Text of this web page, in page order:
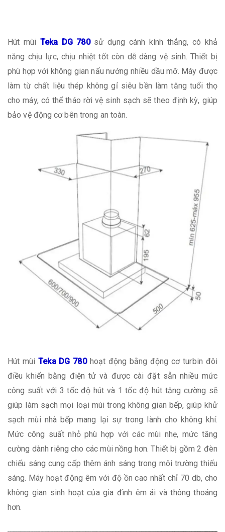
Hút mùi Teka DG 780sử dụng cánh kính thẳng, có khả
năng chịu lực, chịu nhiệt tốt còn dễ dàng vệ sinh. Thiết bị
phù hợp với không gian nấu nướng nhiều dầu mỡ. Máy được
làm từ chất liệu thép không gỉ siêu bền làm tăng tuổi thọ
cho máy, có thể tháo rời vệ sinh sạch sẽ theo định kỳ, giúp
bảo vệ động cơ bên trong an toàn.
Hút mùiTeka DG 780 hoạt động bằng động cơ turbin đôi
điều khiển bằng điện tử và được cài đặt sẵn nhiều mức
công suất với 3 tốc độ hút và 1 tốc độ hút tăng cường sẽ
giúp làm sạch mọi loại mùi trong không gian bếp, giúp khử
sạch mùi nhà bếp mang lại sự trong lành cho không khí.
Mức công suất nhỏ phù hợp với các mùi nhẹ, mức tăng
cường dành riêng cho các mùi nồng hơn. Thiết bị gồm 2 đèn
chiếu sáng cung cấp thêm ánh sáng trong môi trường thiếu
sáng. Máy hoạt động êm với độ ồn cao nhất chỉ 70 db, cho
không gian sinh hoạt của gia đình êm ái và thông thoáng
hơn.